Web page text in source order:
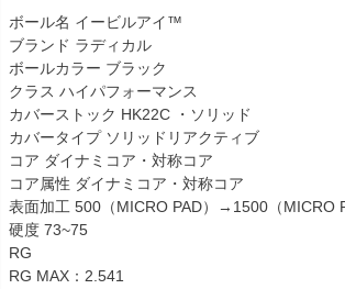
ボール名 イービルアイ™
ブランド ラディカル
ボールカラー ブラック
クラス ハイパフォーマンス
カバーストック HK22C ・ソリッド
カバータイプ ソリッドリアクティブ
コア ダイナミコア・対称コア
コア属性 ダイナミコア・対称コア
表面加工 500（MICRO PAD）→1500（MICRO
硬度 73~75
RG
RG MAX：2.541